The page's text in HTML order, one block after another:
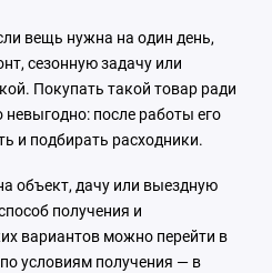
вещь нужна на один день,
сезонную задачу или
Покупать такой товар ради
после работы его
и подбирать расходники.
объект, дачу или выездную
получения и
вариантов можно перейти в
условиям получения — в